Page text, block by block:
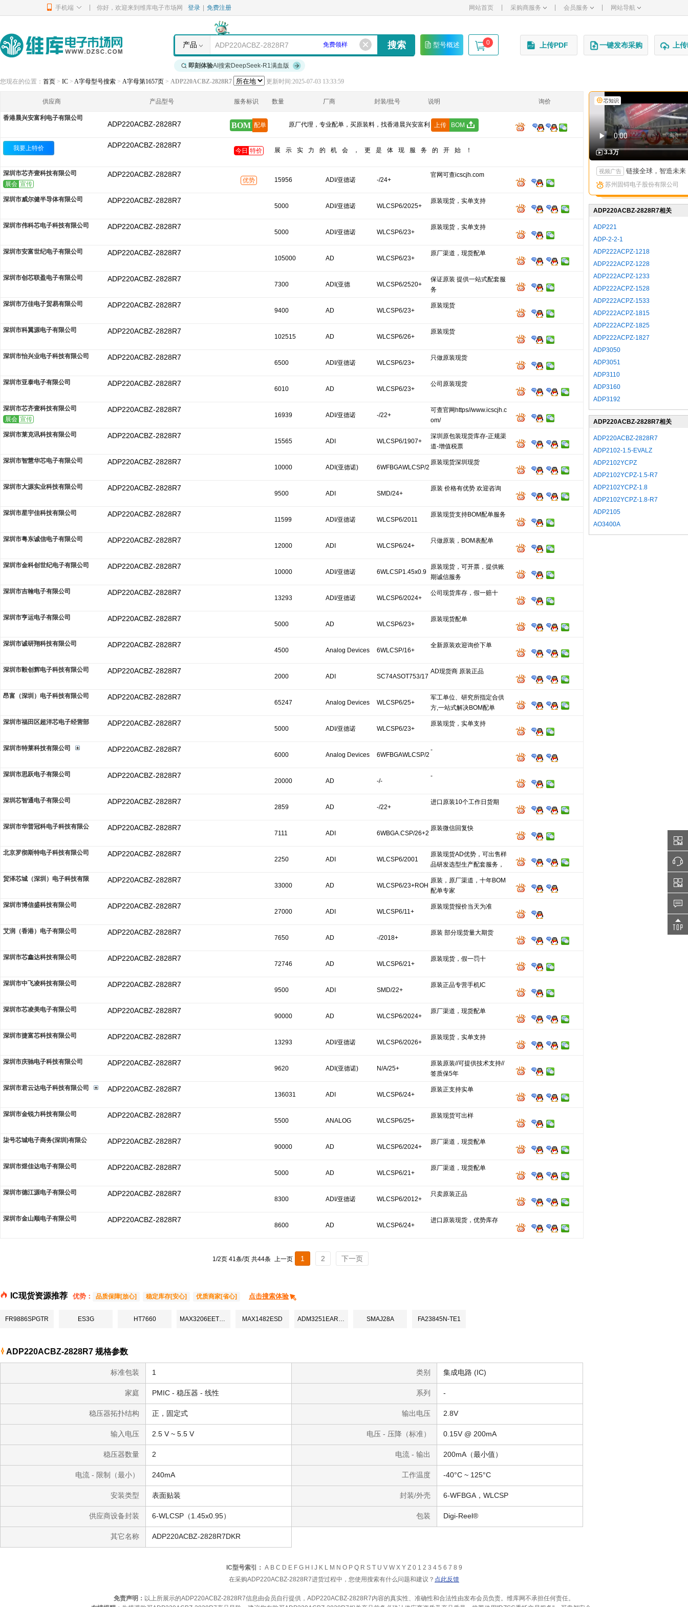
手机端 你好，欢迎来到维库电子市场网 登录 免费注册 网站首页 采购商服务 会员服务 网站导航
产品 免费领样 型号概述 0
即刻体验AI搜索DeepSeek-R1满血版
上传PDF 一键发布采购 上
您现在的位置： 首页 > IC > A字母型号搜索 > A字母第1657页 > ADP220ACBZ-2828R7 更新时间:2025-07-03 13:33:59
供应商 产品型号 服务标识 数量 厂商 封装/批号 说明 询价
香港晨兴安富利电子有限公司
ADP220ACBZ-2828R7 BOM 配单 原厂代理，专业配单，买原装料，找香港晨兴安富利 上传 BOM
我要上特价 ADP220ACBZ-2828R7
今日 特价 展示实力的机会，更是体现服务的开始！
深圳市芯齐壹科技有限公司
展会 宣传
ADP220ACBZ-2828R7
优势 15956 ADI/亚德诺 -/24+
官网可查icscjh.com
深圳市威尔健半导体有限公司 ADP220ACBZ-2828R7
5000 ADI/亚德诺 WLCSP6/2025+
原装现货，实单支持
深圳市伟科芯电子科技有限公司 ADP220ACBZ-2828R7
5000 ADI/亚德诺 WLCSP6/23+
原装现货，实单支持
深圳市安富世纪电子有限公司 ADP220ACBZ-2828R7
105000 AD WLCSP6/23+
原厂渠道，现货配单
深圳市创芯联盈电子有限公司 ADP220ACBZ-2828R7
7300 ADI(亚德 WLCSP6/2520+
保证原装 提供一站式配套服
务
深圳市万佳电子贸易有限公司
ADP220ACBZ-2828R7
9400 AD WLCSP6/23+
原装现货
深圳市科翼源电子有限公司 ADP220ACBZ-2828R7
102515 AD WLCSP6/26+
原装现货
深圳市怡兴业电子科技有限公司 ADP220ACBZ-2828R7
6500 ADI/亚德诺 WLCSP6/23+
只做原装现货
深圳市亚泰电子有限公司 ADP220ACBZ-2828R7
6010 AD WLCSP6/23+
公司原装现货
深圳市芯齐壹科技有限公司
展会 宣传
ADP220ACBZ-2828R7
16939 ADI/亚德诺 -/22+
可查官网https//www.icscjh.c
om/
深圳市莱克讯科技有限公司
ADP220ACBZ-2828R7
15565 ADI WLCSP6/1907+
深圳原包装现货库存-正规渠
道-增值税票
深圳市智慧华芯电子有限公司
ADP220ACBZ-2828R7
10000 ADI(亚德诺) 6WFBGAWLCSP/2
5+
原装现货深圳现货
深圳市大源实业科技有限公司 ADP220ACBZ-2828R7
9500 ADI SMD/24+
原装 价格有优势 欢迎咨询
深圳市星宇佳科技有限公司 ADP220ACBZ-2828R7
11599 ADI/亚德诺 WLCSP6/2011
原装现货支持BOM配单服务
深圳市粤东诚信电子有限公司 ADP220ACBZ-2828R7
12000 ADI WLCSP6/24+
只做原装，BOM表配单
深圳市金科创世纪电子有限公司 ADP220ACBZ-2828R7
10000 ADI/亚德诺 6WLCSP1.45x0.9
5/-
原装现货，可开票，提供账
期诚信服务
深圳市吉翰电子有限公司
ADP220ACBZ-2828R7
13293 ADI/亚德诺 WLCSP6/2024+
公司现货库存，假一赔十
深圳市亨运电子有限公司 ADP220ACBZ-2828R7
5000 AD WLCSP6/23+
原装现货配单
深圳市诚研翔科技有限公司 ADP220ACBZ-2828R7
4500 Analog Devices 6WLCSP/16+
全新原装欢迎询价下单
深圳市毅创辉电子科技有限公司 ADP220ACBZ-2828R7
2000 ADI SC74ASOT753/17
28+
AD现货商 原装正品
昂富（深圳）电子科技有限公司 ADP220ACBZ-2828R7
65247 Analog Devices
Inc/亚德诺
WLCSP6/25+
军工单位、研究所指定合供
方,一站式解决BOM配单
深圳市福田区超洋芯电子经营部
ADP220ACBZ-2828R7
5000 ADI/亚德诺 WLCSP6/23+
原装现货，实单支持
深圳市特莱科技有限公司 ADP220ACBZ-2828R7
6000 Analog Devices 6WFBGAWLCSP/2
1+
-
深圳市思跃电子有限公司 ADP220ACBZ-2828R7
20000 AD -/-
-
深圳芯智通电子有限公司 ADP220ACBZ-2828R7
2859 AD -/22+
进口原装10个工作日货期
深圳市华普冠科电子科技有限公 ADP220ACBZ-2828R7
7111 ADI 6WBGA.CSP/26+2
5+
原装微信回复快
北京罗彻斯特电子科技有限公司 ADP220ACBZ-2828R7
2250 ADI WLCSP6/2001
原装现货AD优势，可出售样
品研发选型生产配套服务，
贸泽芯城（深圳）电子科技有限
ADP220ACBZ-2828R7
33000 AD WLCSP6/23+ROH
S
原装，原厂渠道，十年BOM
配单专家
深圳市博信盛科技有限公司
ADP220ACBZ-2828R7
27000 ADI WLCSP6/11+
原装现货报价当天为准
艾润（香港）电子有限公司 ADP220ACBZ-2828R7
7650 AD -/2018+
原装 部分现货量大期货
深圳市芯鑫达科技有限公司 ADP220ACBZ-2828R7
72746 AD WLCSP6/21+
原装现货，假一罚十
深圳市中飞凌科技有限公司 ADP220ACBZ-2828R7
9500 ADI SMD/22+
原装正品专营手机IC
深圳市芯凌美电子有限公司 ADP220ACBZ-2828R7
90000 AD WLCSP6/2024+
原厂渠道，现货配单
深圳市捷富芯科技有限公司 ADP220ACBZ-2828R7
13293 ADI/亚德诺 WLCSP6/2026+
原装现货，实单支持
深圳市庆驰电子科技有限公司 ADP220ACBZ-2828R7
9620 ADI(亚德诺) N/A/25+
原装原装//可提供技术支持//
签质保5年
深圳市君云达电子科技有限公司
ADP220ACBZ-2828R7
136031 ADI WLCSP6/24+
原装正支持实单
深圳市金锐力科技有限公司 ADP220ACBZ-2828R7
5500 ANALOG WLCSP6/25+
原装现货可出样
柒号芯城电子商务(深圳)有限公 ADP220ACBZ-2828R7
90000 AD WLCSP6/2024+
原厂渠道，现货配单
深圳市煜佳达电子有限公司 ADP220ACBZ-2828R7
5000 AD WLCSP6/21+
原厂渠道，现货配单
深圳市德江源电子有限公司 ADP220ACBZ-2828R7
8300 ADI/亚德诺 WLCSP6/2012+
只卖原装正品
深圳市金山顺电子有限公司 ADP220ACBZ-2828R7
8600 AD WLCSP6/24+
进口原装现货，优势库存
1/2页 41条/页 共44条 上一页 1 2 下一页
IC现货资源推荐 优势： 品质保障[放心] 稳定库存[安心] 优质商家[省心] 点击搜索体验
FR9886SPGTR ES3G HT7660 MAX3206EETC-T MAX1482ESD ADM3251EARWZ SMAJ28A FA23845N-TE1
ADP220ACBZ-2828R7 规格参数
标准包装 1 类别 集成电路 (IC)
家庭 PMIC - 稳压器 - 线性 系列 -
稳压器拓扑结构 正，固定式 输出电压 2.8V
输入电压 2.5 V ~ 5.5 V 电压 - 压降（标准） 0.15V @ 200mA
稳压器数量 2 电流 - 输出 200mA（最小值）
电流 - 限制（最小） 240mA 工作温度 -40°C ~ 125°C
安装类型 表面贴装 封装/外壳 6-WFBGA，WLCSP
供应商设备封装 6-WLCSP（1.45x0.95） 包装 Digi-Reel®
其它名称 ADP220ACBZ-2828R7DKR
芯知识
3.3万
视频广告 链接全球，智造未来：苏州固锝以创新矩阵亮相国际高端产
苏州固锝电子股份有限公司
ADP220ACBZ-2828R7相关
型号
ADP221
ADP-2-2-1
ADP222ACPZ-1218
ADP222ACPZ-1228
ADP222ACPZ-1233
ADP222ACPZ-1528
ADP222ACPZ-1533
ADP222ACPZ-1815
ADP222ACPZ-1825
ADP222ACPZ-1827
ADP3050
ADP3051
ADP3110
ADP3160
ADP3192
ADP220ACBZ-2828R7相关
热门型号
ADP220ACBZ-2828R7
ADP2102-1.5-EVALZ
ADP2102YCPZ
ADP2102YCPZ-1.5-R7
ADP2102YCPZ-1.8
ADP2102YCPZ-1.8-R7
ADP2105
AO3400A
IC型号索引： A B C D E F G H J K L M N O P Q R S T U V W X Y Z 0 1 2 3 4 5 6 7 8 9
在采购ADP220ACBZ-2828R7进货过程中，您使用搜索有什么问题和建议？ 点此反馈
免责声明： 以上所展示的ADP220ACBZ-2828R7信息由会员自行提供，ADP220ACBZ-2828R7内容的真实性、准确性和合法性由发布会员负责。维库网不承担任何责任。